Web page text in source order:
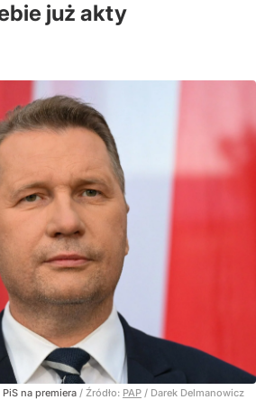
już akty
na premiera / Źródło: PAP / Darek Delmanowicz